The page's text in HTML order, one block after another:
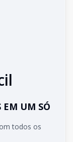
EM UM SÓ
todos os